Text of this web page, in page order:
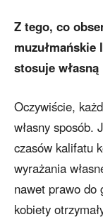
Z tego, co
muzułmańskie
stosuje
Oczywiście,
własny sposób.
czasów kalifatu
wyrażania
nawet prawo do
kobiety